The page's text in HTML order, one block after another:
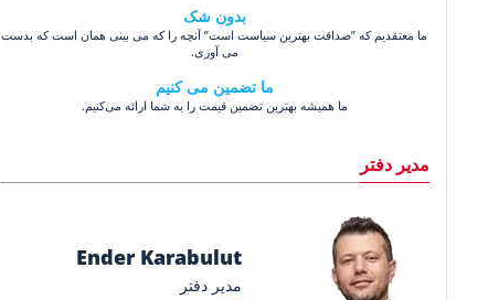
بدون شک
ما معتقدیم که ”صداقت بهترین سیاست است” آنچه را که می بینی همان است که بدست
می آوری.
ما تضمین می کنیم
ما همیشه بهترین تضمین قیمت را به شما ارائه می‌کنیم.
مدیر دفتر
Ender Karabulut
مدیر دفتر